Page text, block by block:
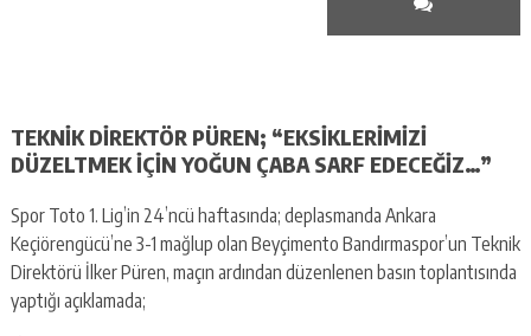
TEKNİK DİREKTÖR PÜREN; “EKSİKLERİMİZİ
DÜZELTMEK İÇİN YOĞUN ÇABA SARF EDECEĞİZ…”
Spor Toto 1. Lig’in 24’ncü haftasında; deplasmanda Ankara
Keçiörengücü’ne 3-1 mağlup olan Beyçimento Bandırmaspor’un Teknik
Direktörü İlker Püren, maçın ardından düzenlenen basın toplantısında
yaptığı açıklamada;